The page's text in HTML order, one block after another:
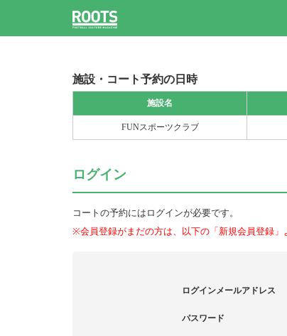
施設・コート予約の日時
施設名
FUNスポーツクラブ
ログイン
コートの予約にはログインが必要です。
※会員登録がまだの方は、以下の「新規会員登録」
ログインメールアドレス
パスワード